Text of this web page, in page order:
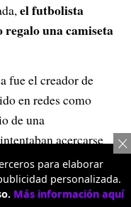
el futbolista
regalo una camiseta
fue el creador de
en redes como
de una
acercarse
o un saludo,
del equipo
para elaborar
personalizada.
Más información aquí